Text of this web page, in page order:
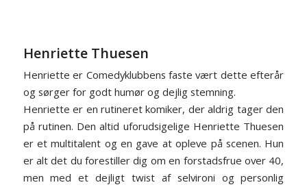
Henriette Thuesen
Henriette er Comedyklubbens faste vært dette efterår
og sørger for godt humør og dejlig stemning.
Henriette er en rutineret komiker, der aldrig tager den
på rutinen. Den altid uforudsigelige Henriette Thuesen
er et multitalent og en gave at opleve på scenen. Hun
er alt det du forestiller dig om en forstadsfrue over 40,
men med et dejligt twist af selvironi og personlig